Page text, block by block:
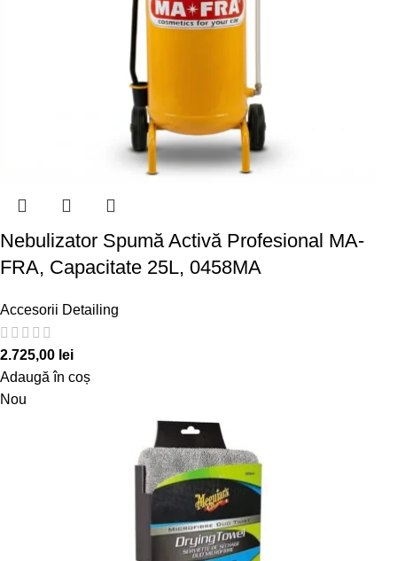
Nebulizator Spumă Activă Profesional MA-
FRA, Capacitate 25L, 0458MA
Accesorii Detailing
2.725,00 lei
Adaugă în coș
Nou